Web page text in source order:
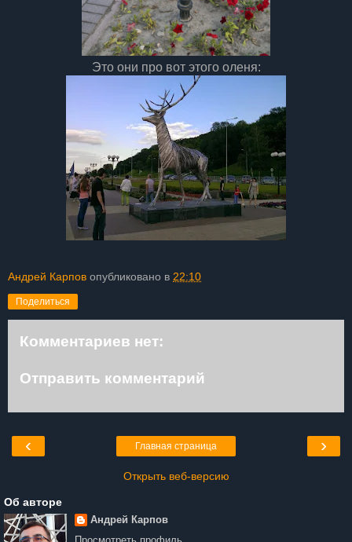
Это они про вот этого оленя:
Андрей Карпов опубликовано в 22:10
Поделиться
Комментариев нет:
Отправить комментарий
‹ ›
Главная страница
Открыть веб-версию
Об авторе
Андрей Карпов